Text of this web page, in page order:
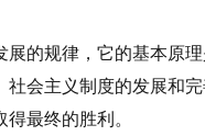
的规律，它的基本原
会主义制度的发展和
最终的胜利。